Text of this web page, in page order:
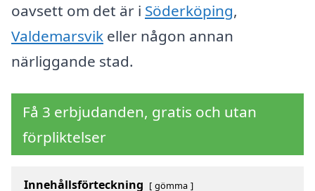
oavsett om det är i Söderköping,
Valdemarsvik eller någon annan
närliggande stad.
Få 3 erbjudanden, gratis och utan
förpliktelser
Innehållsförteckning gömma